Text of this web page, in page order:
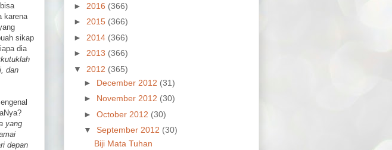
karena
sikap
dia
dan
yang
depan
► 2016 (366)
► 2015 (366)
► 2014 (366)
► 2013 (366)
▼ 2012 (365)
► December 2012 (31)
► November 2012 (30)
► October 2012 (30)
▼ September 2012 (30)
Biji Mata Tuhan